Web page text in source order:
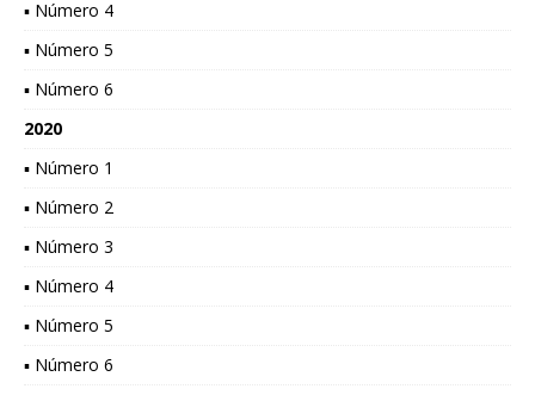
▪ Número 4
▪ Número 5
▪ Número 6
2020
▪ Número 1
▪ Número 2
▪ Número 3
▪ Número 4
▪ Número 5
▪ Número 6